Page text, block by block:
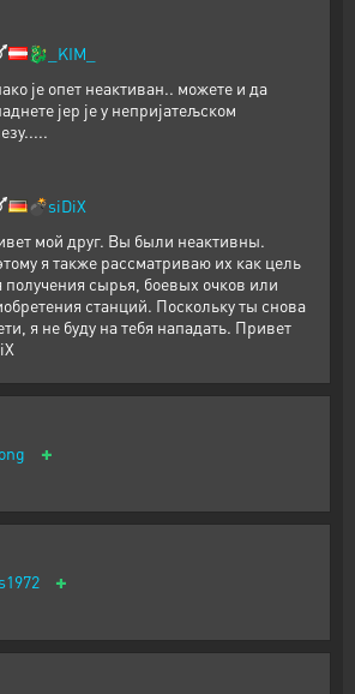
🐉 _KIM_
је опет неактиван.. можете и да
јер је у непријатељском
💣siDiX
мой друг. Вы были неактивны.
я также рассматриваю их как цель
получения сырья, боевых очков или
станций. Поскольку ты снова
я не буду на тебя нападать. Привет
+
+